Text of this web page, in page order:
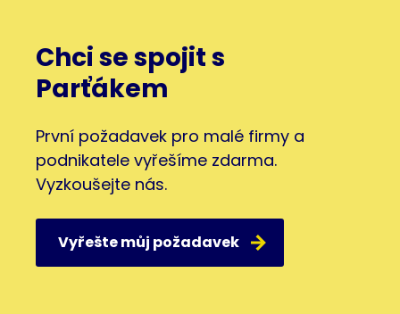
Chci se spojit s
Parťákem
První požadavek pro malé firmy a
podnikatele vyřešíme zdarma.
Vyzkoušejte nás.
Vyřešte můj požadavek